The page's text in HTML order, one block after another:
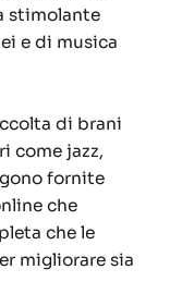
stimolante
e di musica
di brani
come jazz,
fornite
che
che le
migliorare sia